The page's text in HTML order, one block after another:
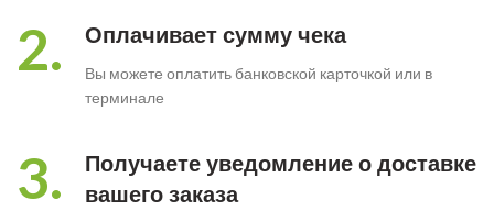
2. Оплачивает сумму чека
Вы можете оплатить банковской карточкой или в
терминале
3.
Получаете уведомление о доставке
вашего заказа